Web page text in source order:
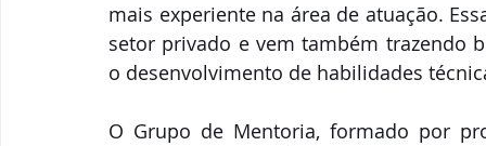
mais experiente na área de atuação.
setor privado e vem também trazendo
o desenvolvimento de habilidades
O Grupo de Mentoria, formado por